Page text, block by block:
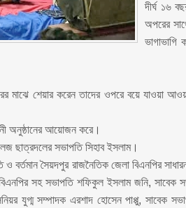
দীর্ঘ ১৬
অপরের
ভাগাভাগি
মাঝে শেয়ার করেন তাদের ওপরে বয়ে যাওয়া
অনুষ্ঠানের আয়োজন করে।
ছাত্রদলের সভাপতি সিহাব ইসলাম।
সৈয়দপুর রাজনৈতিক জেলা বিএনপির
সহ সভাপতি শফিকুল ইসলাম জনি, সাবেক
যুগ্ম সম্পাদক এরশাদ হোসেন পাপ্পু, সাবেক